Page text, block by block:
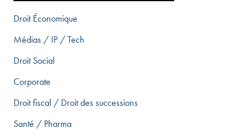
Droit Économique
Médias / IP / Tech
Droit Social
Corporate
Droit fiscal / Droit des successions
Santé / Pharma